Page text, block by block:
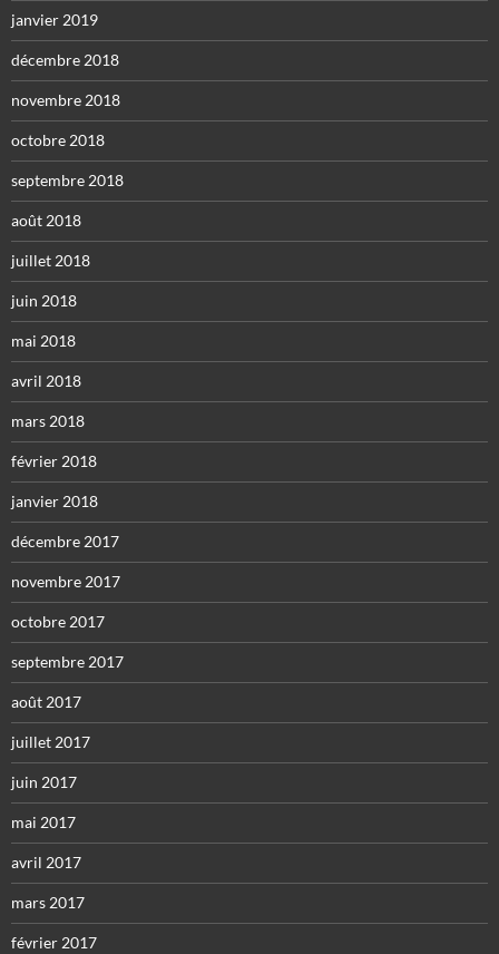
janvier 2019
décembre 2018
novembre 2018
octobre 2018
septembre 2018
août 2018
juillet 2018
juin 2018
mai 2018
avril 2018
mars 2018
février 2018
janvier 2018
décembre 2017
novembre 2017
octobre 2017
septembre 2017
août 2017
juillet 2017
juin 2017
mai 2017
avril 2017
mars 2017
février 2017